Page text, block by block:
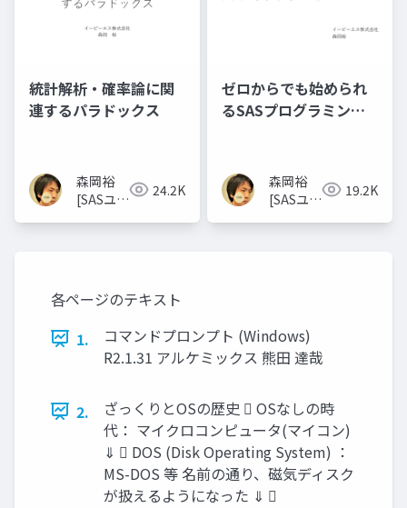
統計解析・確率論に関
連するパラドックス
森岡裕
[SASユー
24.2K
ゼロからでも始められ
るSASプログラミング
森岡裕
[SASユー
19.2K
各ページのテキスト
1.
コマンドプロンプト (Windows)
R2.1.31 アルケミックス 熊田 達哉
2.
ざっくりとOSの歴史  OSなしの時
代： マイクロコンピュータ(マイコン)
⇓  DOS (Disk Operating System) ：
MS-DOS 等 名前の通り、磁気ディスク
が扱えるようになった ⇓ 